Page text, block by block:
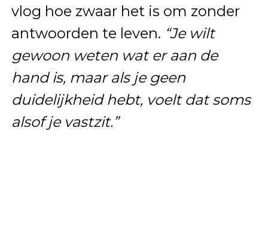
vlog hoe zwaar het is om zonder
antwoorden te leven. “Je wilt
gewoon weten wat er aan de
hand is, maar als je geen
duidelijkheid hebt, voelt dat soms
alsof je vastzit.”